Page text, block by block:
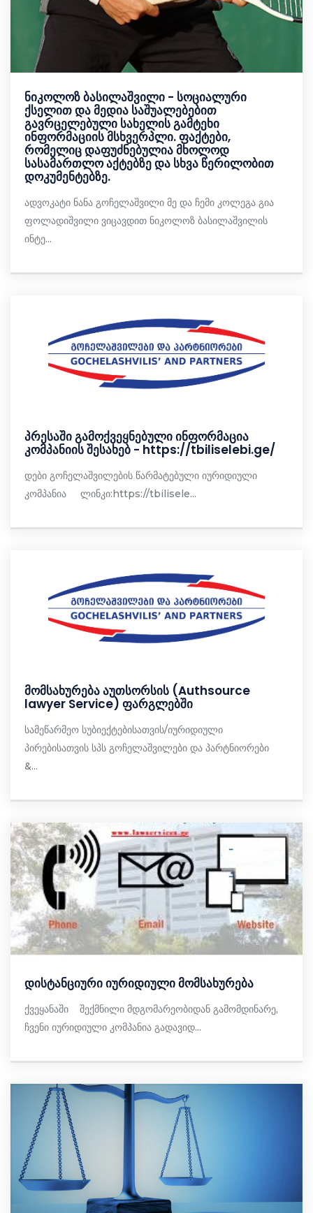
ნიკოლოზ ბასილაშვილი - სოციალური
ქსელით და მედია საშუალებებით
გავრცელებული სახელის გამტეხი
ინფორმაციის მსხვერპლი. ფაქტები,
რომელიც დაფუძნებულია მხოლოდ
სასამართლო აქტებზე და სხვა წერილობით
დოკუმენტებზე.
ადვოკატი ნანა გოჩელაშვილი მე და ჩემი კოლეგა გია
ფოლადიშვილი ვიცავდით ნიკოლოზ ბასილაშვილის
ინტე...
პრესაში გამოქვეყნებული ინფორმაცია
კომპანიის შესახებ - https://tbiliselebi.ge/
დები გოჩელაშვილების წარმატებული იურიდიული
კომპანია ლინკი:https://tbilisele...
მომსახურება აუთსორსის (Authsource
lawyer Service) ფარგლებში
სამეწარმეო სუბიექტებისათვის/იურიდიული
პირებისათვის სპს გოჩელაშვილები და პარტნიორები
&...
დისტანციური იურიდიული მომსახურება
ქვეყანაში შექმნილი მდგომარეობიდან გამომდინარე,
ჩვენი იურიდიული კომპანია გადავიდ...